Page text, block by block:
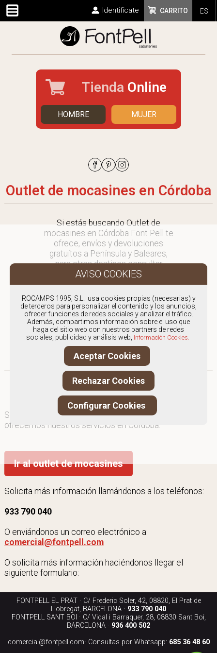
ES
CARRITO
Identifícate
Tienda Online
HOMBRE MUJER
Outlet de mocasines en Córdoba
Si estás buscando Outlet de
mocasines en Córdoba Font Pell te
ofrece, envíos y devoluciones
gratuítos a Península y Baleares,
para otros destinos consultar
en comercial@fontpell.com.
Los envíos a Córdoba gestionados
entre semana se entregarán en
menos de 48 horas; los pedidos
realizados en fin de semana, el
producto se enviará a partir del
lunes.
Somos especialistas en Outlet de mocasines
ofrecemos nuestros servicios en Córdoba.
Ir al outlet de mocasines
Solicita más información llamándonos a los teléfonos:
933 790 040
O enviándonos un correo electrónico a:
comercial@fontpell.com
O solicita más información haciéndonos llegar el
siguiente formulario:
FONTPELL EL PRAT · C/ Frederic Soler, 42, 08820, El Prat de
Llobregat, BARCELONA · 933 790 040
FONTPELL SANT BOI · C/ Vidal i Barraquer, 28, 08830 Sant Boi,
BARCELONA · 936 400 502
comercial@fontpell.com· Consultas por Whatsapp: 685 36 48 60
ROCAMPS 1995, S.L. usa cookies propias (necesarias) y
de terceros para personalizar el contenido y los anuncios,
ofrecer funciones de redes sociales y analizar el tráfico.
Además, compartimos información sobre el uso que
haga del sitio web con nuestros partners de redes
sociales, publicidad y análisis web, Información Cookies.
Aceptar Cookies
Rechazar Cookies
Configurar Cookies